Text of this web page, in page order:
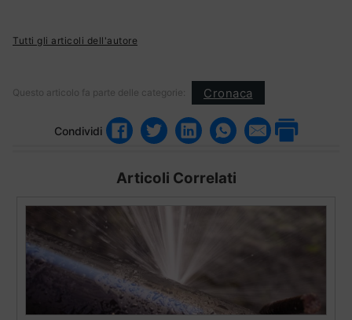
Tutti gli articoli dell'autore
Questo articolo fa parte delle categorie: Cronaca
Condividi
Articoli Correlati